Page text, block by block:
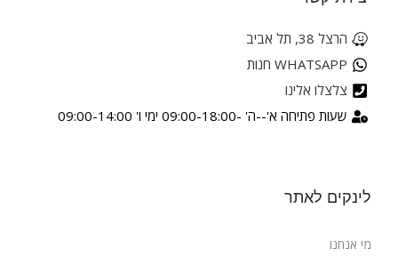
הרצל 38, תל אביב
WHATSAPP חנות
צלצלו אלינו
שעות פתיחה א'--ה' -09:00-18:00 ימי ו' 09:00-14:00
לינקים לאתר
מי אנחנו